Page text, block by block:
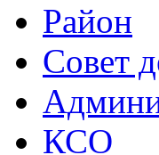
Район
Совет
КСО